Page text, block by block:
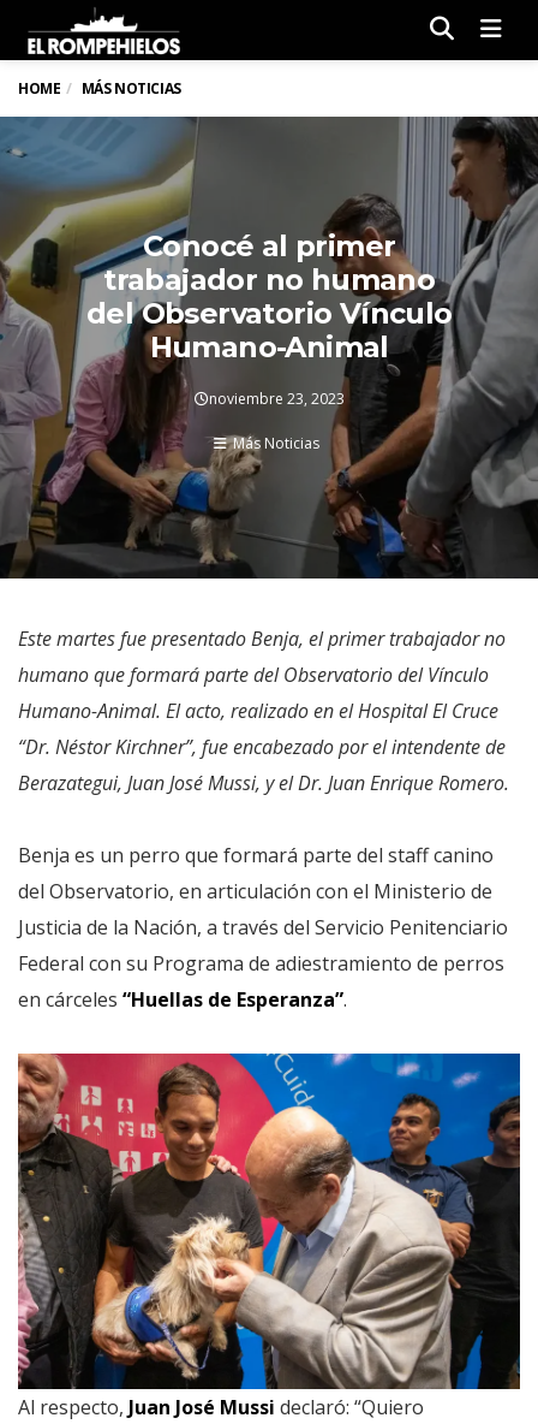
HOME MÁS NOTICIAS
Conocé al primer
trabajador no humano
del Observatorio Vínculo
Humano-Animal
noviembre 23, 2023
Más Noticias
Este martes fue presentado Benja, el primer trabajador no
humano que formará parte del Observatorio del Vínculo
Humano-Animal. El acto, realizado en el Hospital El Cruce
“Dr. Néstor Kirchner”, fue encabezado por el intendente de
Berazategui, Juan José Mussi, y el Dr. Juan Enrique Romero.
Benja es un perro que formará parte del staff canino
del Observatorio, en articulación con el Ministerio de
Justicia de la Nación, a través del Servicio Penitenciario
Federal con su Programa de adiestramiento de perros
en cárceles “Huellas de Esperanza”.
Al respecto, Juan José Mussi declaró: “Quiero